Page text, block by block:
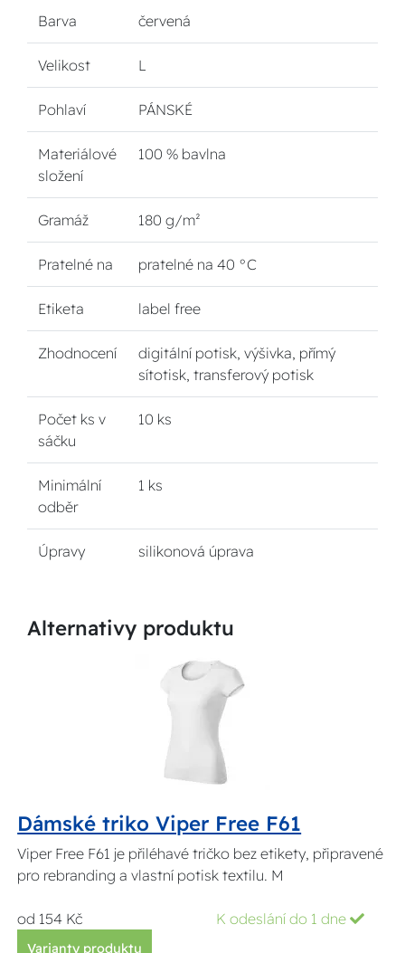
Barva červená
Velikost L
Pohlaví PÁNSKÉ
Materiálové
složení
100 % bavlna
Gramáž 180 g/m²
Pratelné na pratelné na 40 °C
Etiketa label free
Zhodnocení
digitální potisk, výšivka, přímý
sítotisk, transferový potisk
Počet ks v
sáčku
10 ks
Minimální
odběr
1 ks
Úpravy silikonová úprava
Alternativy produktu
Dámské triko Viper Free F61
Viper Free F61 je přiléhavé tričko bez etikety, připravené
pro rebranding a vlastní potisk textilu. M
od 154 Kč K odeslání do 1 dne
Varianty produktu